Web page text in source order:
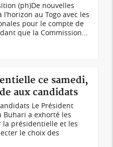
(ph)De nouvelles
au Togo avec les
pour le compte de
que la Commission...
ce samedi,
aux candidats
Le Président
a exhorté les
présidentielle et les
le choix des